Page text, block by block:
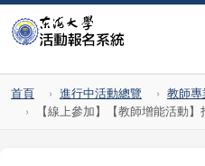
首頁 進行中活動總覽
教師
【線上參加】【教師增能活動